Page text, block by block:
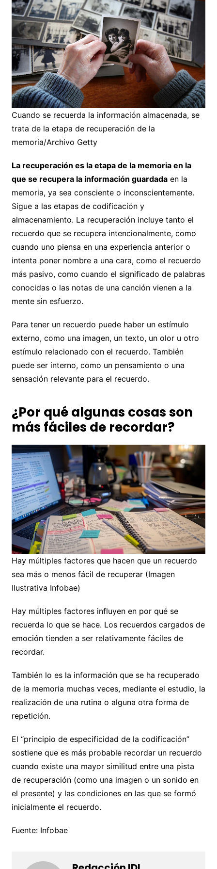
Cuando se recuerda la información almacenada, se
trata de la etapa de recuperación de la
memoria/Archivo Getty
La recuperación es la etapa de la memoria en la
que se recupera la información guardadaen la
memoria, ya sea consciente o inconscientemente.
Sigue a las etapas de codificación y
almacenamiento. La recuperación incluye tanto el
recuerdo que se recupera intencionalmente, como
cuando uno piensa en una experiencia anterior o
intenta poner nombre a una cara, como el recuerdo
más pasivo, como cuando el significado de palabras
conocidas o las notas de una canción vienen a la
mente sin esfuerzo.
Para tener un recuerdo puede haber un estímulo
externo, como una imagen, un texto, un olor u otro
estímulo relacionado con el recuerdo. También
puede ser interno, como un pensamiento o una
sensación relevante para el recuerdo.
¿Por qué algunas cosas son
más fáciles de recordar?
Hay múltiples factores que hacen que un recuerdo
sea más o menos fácil de recuperar (Imagen
Ilustrativa Infobae)
Hay múltiples factores influyen en por qué se
recuerda lo que se hace. Los recuerdos cargados de
emoción tienden a ser relativamente fáciles de
recordar.
También lo es la información que se ha recuperado
de la memoria muchas veces, mediante el estudio, la
realización de una rutina o alguna otra forma de
repetición.
El “principio de especificidad de la codificación”
sostiene que es más probable recordar un recuerdo
cuando existe una mayor similitud entre una pista
de recuperación (como una imagen o un sonido en
el presente) y las condiciones en las que se formó
inicialmente el recuerdo.
Fuente: Infobae